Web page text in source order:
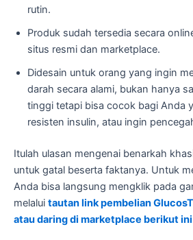
rutin.
Produk sudah tersedia secara
situs resmi dan marketplace.
Didesain untuk orang yang ingin
darah secara alami, bukan hanya
tinggi tetapi bisa cocok bagi Anda
resisten insulin, atau ingin
Itulah ulasan mengenai benarkah
untuk gatal beserta faktanya. Untuk
Anda bisa langsung mengklik pada
melalui tautan link pembelian
atau daring di marketplace berikut